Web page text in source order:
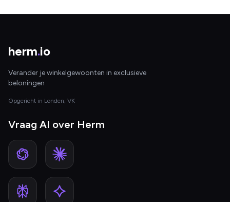
herm.io
Verander je winkelgewoonten in exclusieve
beloningen
Opgericht in Londen, VK
Vraag AI over Herm